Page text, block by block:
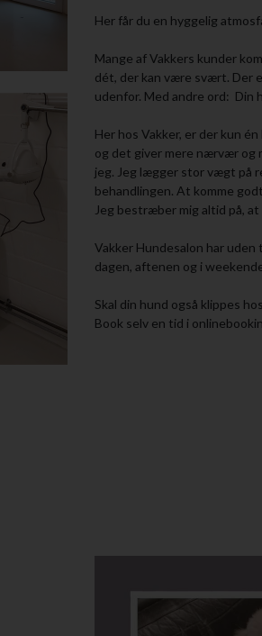
Her får du en hyggelig
Mange af Vakkers kunder
dét, der kan være svært. Der
udenfor. Med andre ord: Din
Her hos Vakker, er der kun
og det giver mere nærvær og
jeg. Jeg lægger stor vægt på
behandlingen. At komme
Jeg bestræber mig altid på,
Vakker Hundesalon har uden
dagen, aftenen og i
Skal din hund også klippes
Book selv en tid i